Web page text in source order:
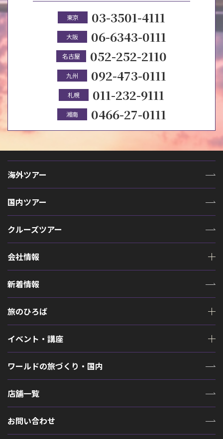
東京 03-3501-4111
大阪 06-6343-0111
名古屋 052-252-2110
九州 092-473-0111
札幌 011-232-9111
湘南 0466-27-0111
海外ツアー
国内ツアー
クルーズツアー
会社情報
新着情報
旅のひろば
イベント・講座
ワールドの旅づくり・国内
店舗一覧
お問い合わせ